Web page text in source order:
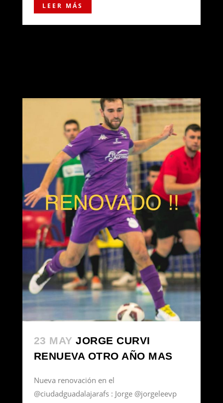
LEER MÁS
23 MAY JORGE CURVI
RENUEVA OTRO AÑO MAS
Nueva renovación en el
@ciudadguadalajarafs : Jorge @jorgeleevp